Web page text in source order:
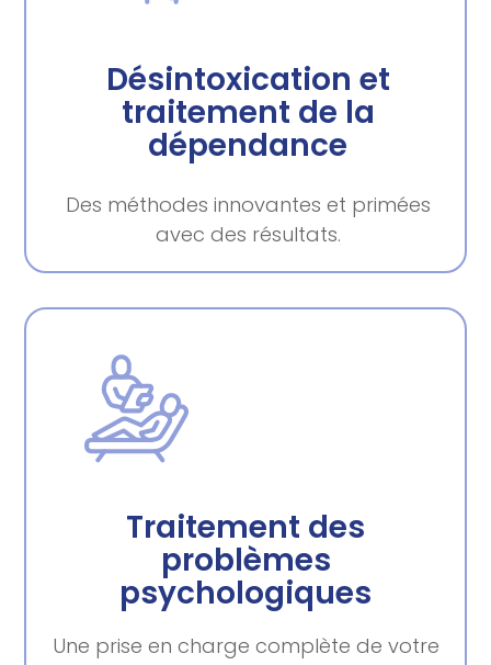
Désintoxication et
traitement de la
dépendance
Des méthodes innovantes et primées
avec des résultats.
Traitement des
problèmes
psychologiques
Une prise en charge complète de votre